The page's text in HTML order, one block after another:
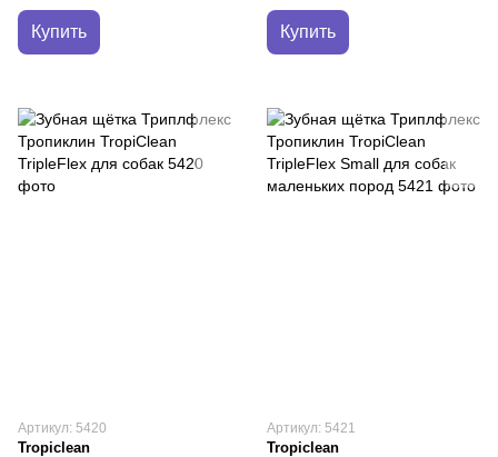
Купить Купить
Артикул: 5420
Tropiclean
Артикул: 5421
Tropiclean